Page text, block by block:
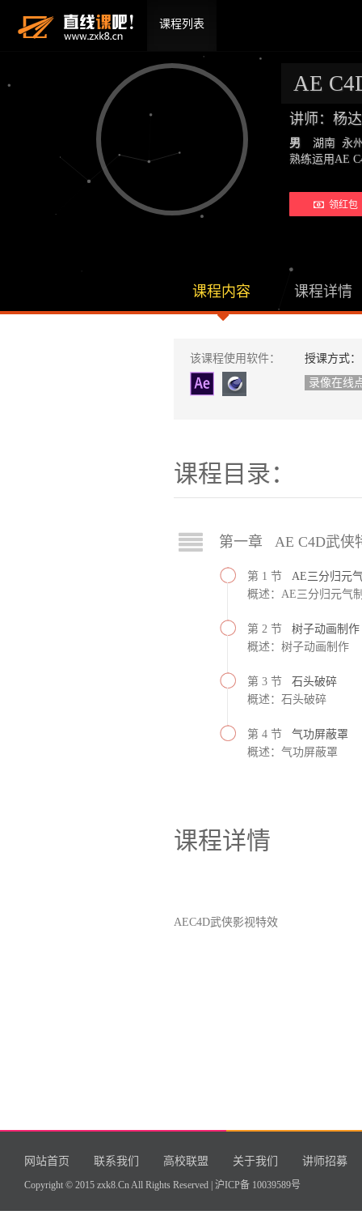
课程列表
AE
讲师：杨
男
湖南 永
熟练运用AE
领红包
课程内容 课程详情
该课程使用软件：
授课方式：
录像在线
课程目录：
第一章 AE C4D武侠
第 1 节 AE三分归元
概述：AE三分归元气
第 2 节 树子动画制作
概述：树子动画制作
第 3 节 石头破碎
概述：石头破碎
第 4 节 气功屏蔽罩
概述：气功屏蔽罩
课程详情
AEC4D武侠影视特效
网站首页 联系我们 高校联盟 关于我们 讲师招募
Copyright © 2015 zxk8.Cn All Rights Reserved | 沪ICP备 10039589号